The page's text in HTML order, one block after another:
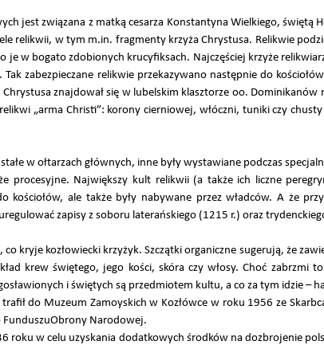
jest związana z matką cesarza Konstantyna Wielkiego, świętą
relikwii, w tym m.in. fragmenty krzyża Chrystusa. Relikwie
je w bogato zdobionych krucyfiksach. Najczęściej krzyże
zabezpieczane relikwie przekazywano następnie do
znajdował się w lubelskim klasztorze oo. Dominikanów
„arma Christi”: korony cierniowej, włóczni, tuniki czy
w ołtarzach głównych, inne były wystawiane podczas
procesyjne. Największy kult relikwii (a także ich liczne
kościołów, ale także były nabywane przez władców. A że
zapisy z soboru laterańskiego (1215 r.) oraz
kryje kozłowiecki krzyżyk. Szczątki organiczne sugerują, że
krew świętego, jego kości, skóra czy włosy. Choć zabrzmi
i świętych są przedmiotem kultu, a co za tym idzie –
trafił do Muzeum Zamoyskich w Kozłówce w roku 1956 ze
FunduszuObrony Narodowej.
roku w celu uzyskania dodatkowych środków na dozbrojenie